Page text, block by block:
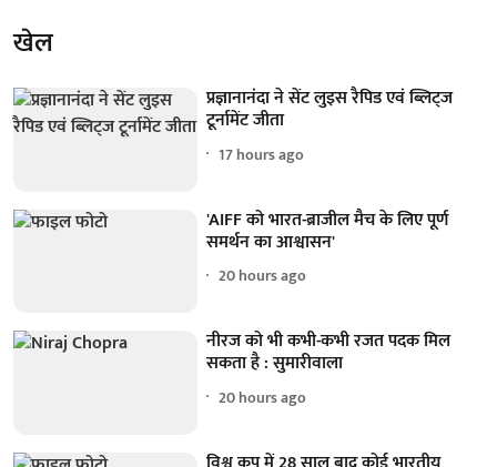
खेल
प्रज्ञानानंदा ने सेंट लुइस रैपिड एवं ब्लिट्ज
टूर्नामेंट जीता
17 hours ago
'AIFF को भारत-ब्राजील मैच के लिए पूर्ण
समर्थन का आश्वासन'
20 hours ago
नीरज को भी कभी-कभी रजत पदक मिल
सकता है : सुमारीवाला
20 hours ago